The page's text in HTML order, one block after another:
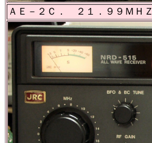
ＡＥ－２Ｃ． ２１．９９ＭＨＺ